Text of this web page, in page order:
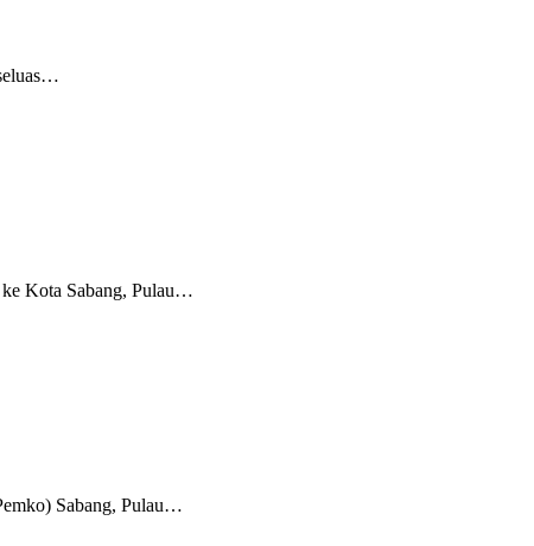
ke Kota Sabang, Pulau…
Sabang, Pulau…